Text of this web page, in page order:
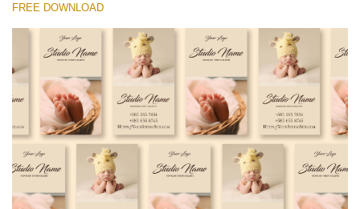
Please select
Free Template #39
Senior Price List
Free download
FREE DOWNLOAD